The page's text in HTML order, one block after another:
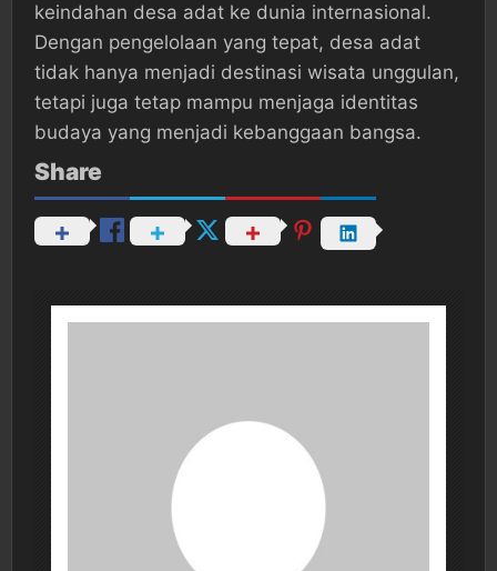
keindahan desa adat ke dunia internasional.
Dengan pengelolaan yang tepat, desa adat
tidak hanya menjadi destinasi wisata unggulan,
tetapi juga tetap mampu menjaga identitas
budaya yang menjadi kebanggaan bangsa.
Share